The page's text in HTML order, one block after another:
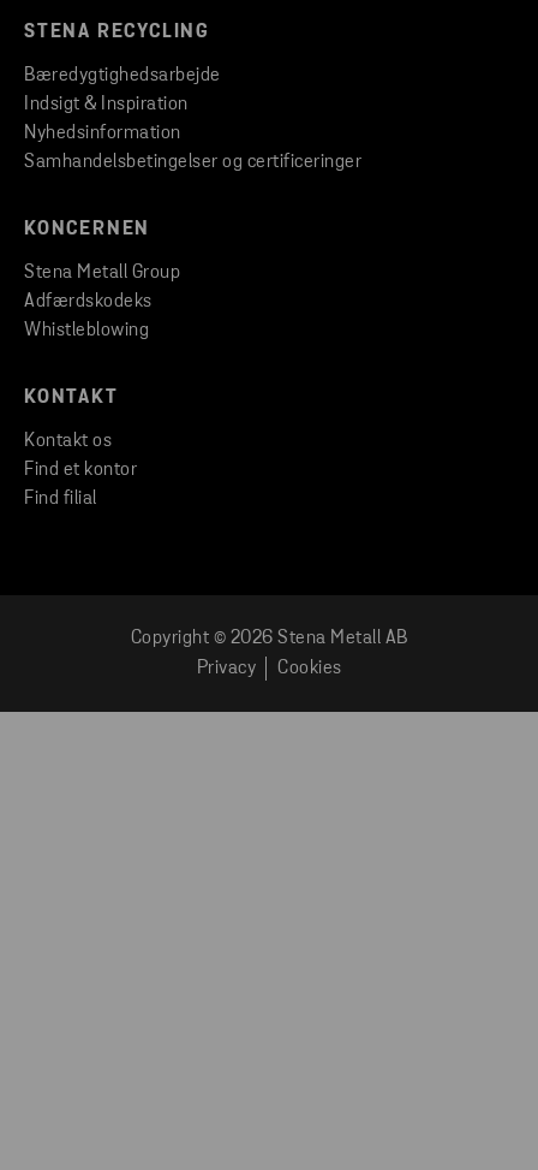
STENA RECYCLING
Bæredygtighedsarbejde
Indsigt & Inspiration
Nyhedsinformation
Samhandelsbetingelser og certificeringer
KONCERNEN
Stena Metall Group
Adfærdskodeks
Whistleblowing
KONTAKT
Kontakt os
Find et kontor
Find filial
Copyright © 2026 Stena Metall AB
Privacy
Cookies